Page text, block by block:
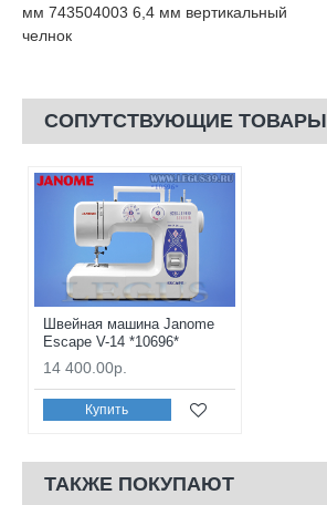
мм 743504003 6,4 мм вертикальный
челнок
СОПУТСТВУЮЩИЕ ТОВАРЫ
Швейная машина Janome
Escape V-14 *10696*
14 400.00р.
Купить
ТАКЖЕ ПОКУПАЮТ